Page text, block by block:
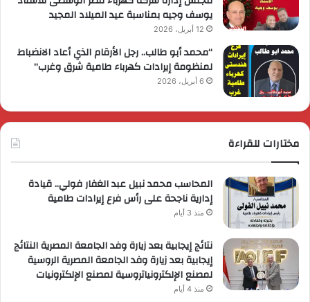
يوسف وجيه بمناسبة عيد الميلاد المجيد
12 أبريل، 2026
“محمد أبو طالب.. رجل الأرقام الذي أعاد الانضباط
لمنظومة إيرادات كهرباء طامية شرق وغرب”
6 أبريل، 2026
مختارات للقراءة
المحاسب محمد نبيل عبد الغفار فولي.. قيادة
إدارية ناجحة على رأس فرع إيرادات طامية
منذ 3 أيام
نتائج إيجابية بعد زيارة وفد الجامعة المصرية النتائج
إيجابية بعد زيارة وفد الجامعة المصرية الروسية
لمصنع الإلكترونياتروسية لمصنع الإلكترونيات
منذ 4 أيام